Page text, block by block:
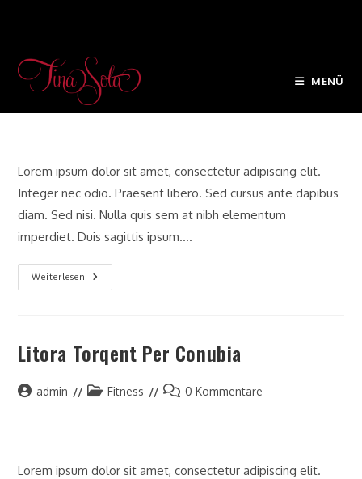
MENÜ
Neque Adipiscing An Cursus
Beitrags-
admin
Beitrags-
Kategorie:
Fitness
Lorem ipsum dolor sit amet, consectetur adipiscing elit.
Integer nec odio. Praesent libero. Sed cursus ante dapibus
diam. Sed nisi. Nulla quis sem at nibh elementum
imperdiet. Duis sagittis ipsum.…
Weiterlesen
Neque
Adipiscing
Litora Torqent Per Conubia
Beitrags-
admin
Beitrags-
Fitness
Beitrags-0 Kommentare
Lorem ipsum dolor sit amet, consectetur adipiscing elit.